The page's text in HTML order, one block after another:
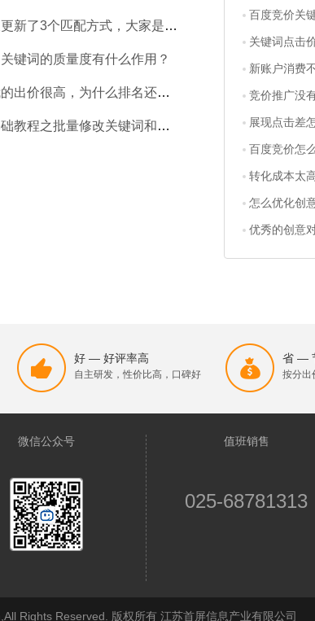
百度竞价关
关键词点击
新账户消费
竞价推广没
展现点击差
百度竞价怎
转化成本太
怎么优化创
优秀的创意
了3个匹配方式，大家是如何理解的
键词的质量度有什么作用？
价很高，为什么排名还是靠后
教程之批量修改关键词和创意
好 — 好评率高
自主研发，性价比高，口碑好
省 —
按分出
微信公众号 值班销售
025-68781313
Rights Reserved. 版权所有 江苏首屏信息产业有限公司